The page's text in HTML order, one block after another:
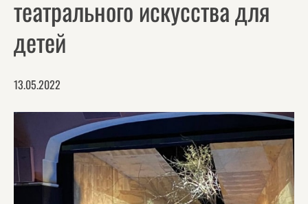
театрального искусства для
детей
13.05.2022